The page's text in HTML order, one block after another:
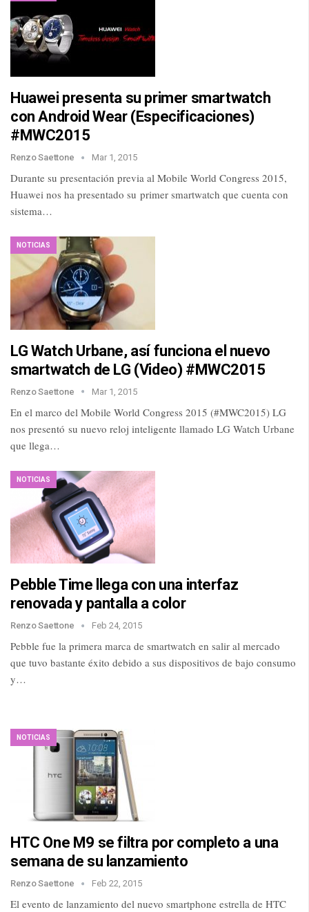
Huawei presenta su primer smartwatch
con Android Wear (Especificaciones)
#MWC2015
Renzo Saettone Mar 1, 2015
Durante su presentación previa al Mobile World Congress 2015,
Huawei nos ha presentado su primer smartwatch que cuenta con
sistema…
NOTICIAS
LG Watch Urbane, así funciona el nuevo
smartwatch de LG (Video) #MWC2015
Renzo Saettone Mar 1, 2015
En el marco del Mobile World Congress 2015 (#MWC2015) LG
nos presentó su nuevo reloj inteligente llamado LG Watch Urbane
que llega…
NOTICIAS
Pebble Time llega con una interfaz
renovada y pantalla a color
Renzo Saettone Feb 24, 2015
Pebble fue la primera marca de smartwatch en salir al mercado
que tuvo bastante éxito debido a sus dispositivos de bajo consumo
y…
NOTICIAS
HTC One M9 se filtra por completo a una
semana de su lanzamiento
Renzo Saettone Feb 22, 2015
El evento de lanzamiento del nuevo smartphone estrella de HTC